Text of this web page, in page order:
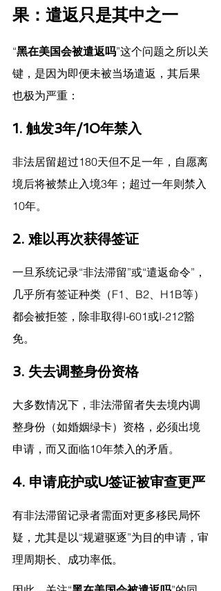
果：遣返只是其中之一
“黑在美国会被遣返吗”这个问题之所以关
键，是因为即便未被当场遣返，其后果
也极为严重：
1. 触发3年/10年禁入
非法居留超过180天但不足一年，自愿离
境后将被禁止入境3年；超过一年则禁入
10年。
2. 难以再次获得签证
一旦系统记录“非法滞留”或“遣返命令”，
几乎所有签证种类（F1、B2、H1B等）
都会被拒签，除非取得I-601或I-212豁
免。
3. 失去调整身份资格
大多数情况下，非法滞留者失去境内调
整身份（如婚姻绿卡）资格，必须出境
申请，而又面临10年禁入的矛盾。
4. 申请庇护或U签证被审查更严
有非法滞留记录者需面对更多移民局怀
疑，尤其是以“规避驱逐”为目的申请，审
理周期长、成功率低。